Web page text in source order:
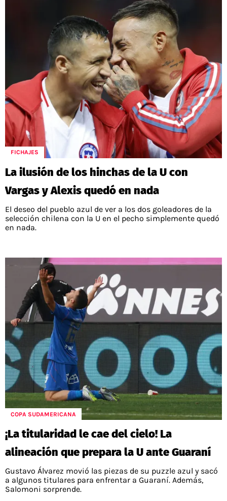
FICHAJES
La ilusión de los hinchas de la U con
Vargas y Alexis quedó en nada
El deseo del pueblo azul de ver a los dos goleadores de la
selección chilena con la U en el pecho simplemente quedó
en nada.
COPA SUDAMERICANA
¡La titularidad le cae del cielo! La
alineación que prepara la U ante Guaraní
Gustavo Álvarez movió las piezas de su puzzle azul y sacó
a algunos titulares para enfrentar a Guaraní. Además,
Salomoni sorprende.